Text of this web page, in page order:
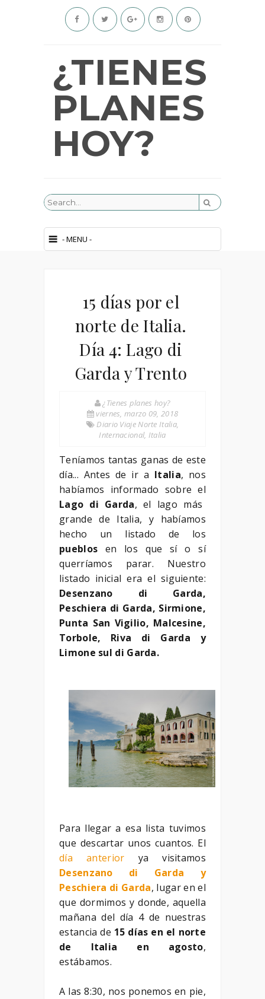
¿TIENES
PLANES
HOY?
15 días por el
norte de Italia.
Día 4: Lago di
Garda y Trento
¿Tienes planes hoy?
viernes, marzo 09, 2018
Diario Viaje Norte Italia,
Internacional, Italia
Teníamos tantas ganas de este
día... Antes de ir a Italia, nos
habíamos informado sobre el
Lago di Garda, el lago más
grande de Italia, y habíamos
hecho un listado de los
pueblos en los que sí o sí
querríamos parar. Nuestro
listado inicial era el siguiente:
Desenzano di Garda,
Peschiera di Garda, Sirmione,
Punta San Vigilio, Malcesine,
Torbole, Riva di Garda y
Limone sul di Garda.
Para llegar a esa lista tuvimos
que descartar unos cuantos. El
día anterior ya visitamos
Desenzano di Garda y
Peschiera di Garda, lugar en el
que dormimos y donde, aquella
mañana del día 4 de nuestras
estancia de 15 días en el norte
de Italia en agosto,
estábamos.
A las 8:30, nos ponemos en pie,